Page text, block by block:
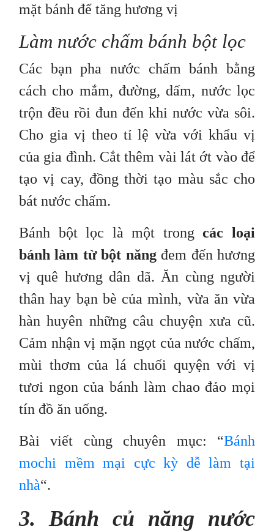
mặt bánh để tăng hương vị
Làm nước chấm bánh bột lọc
Các bạn pha nước chấm bánh bằng
cách cho mắm, đường, dấm, nước lọc
trộn đều rồi đun đến khi nước vừa sôi.
Cho gia vị theo tỉ lệ vừa với khẩu vị
của gia đình. Cắt thêm vài lát ớt vào để
tạo vị cay, đồng thời tạo màu sắc cho
bát nước chấm.
Bánh bột lọc là một trongcác loại
bánh làm từ bột năngđem đến hương
vị quê hương dân dã. Ăn cùng người
thân hay bạn bè của mình, vừa ăn vừa
hàn huyên những câu chuyện xưa cũ.
Cảm nhận vị mặn ngọt của nước chấm,
mùi thơm của lá chuối quyện với vị
tươi ngon của bánh làm chao đảo mọi
tín đồ ăn uống.
Bài viết cùng chuyên mục: “Bánh
mochi mềm mại cực kỳ dễ làm tại
nhà“.
3. Bánh củ năng nước